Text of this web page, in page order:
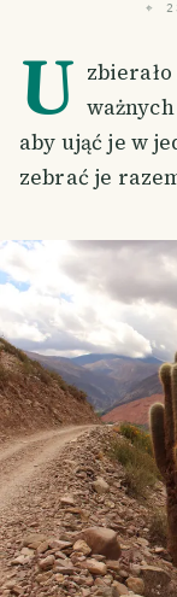
⌖
U
aby ująć je w
zebrać je